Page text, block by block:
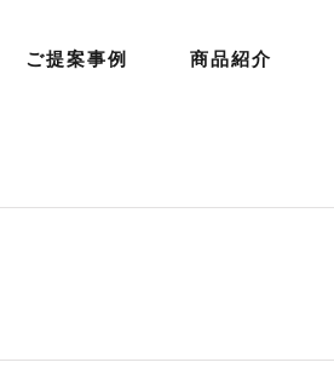
ご提案事例 商品紹介